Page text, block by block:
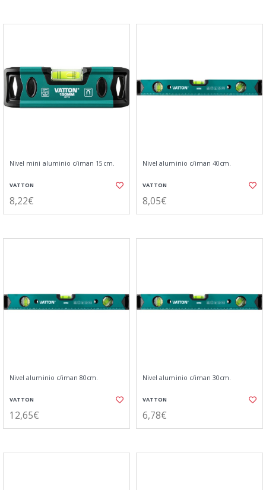
Nivel mini aluminio c/iman 15cm.
VATTON
8,22€
Nivel aluminio c/iman 40cm.
VATTON
8,05€
Nivel aluminio c/iman 80cm.
VATTON
12,65€
Nivel aluminio c/iman 30cm.
VATTON
6,78€